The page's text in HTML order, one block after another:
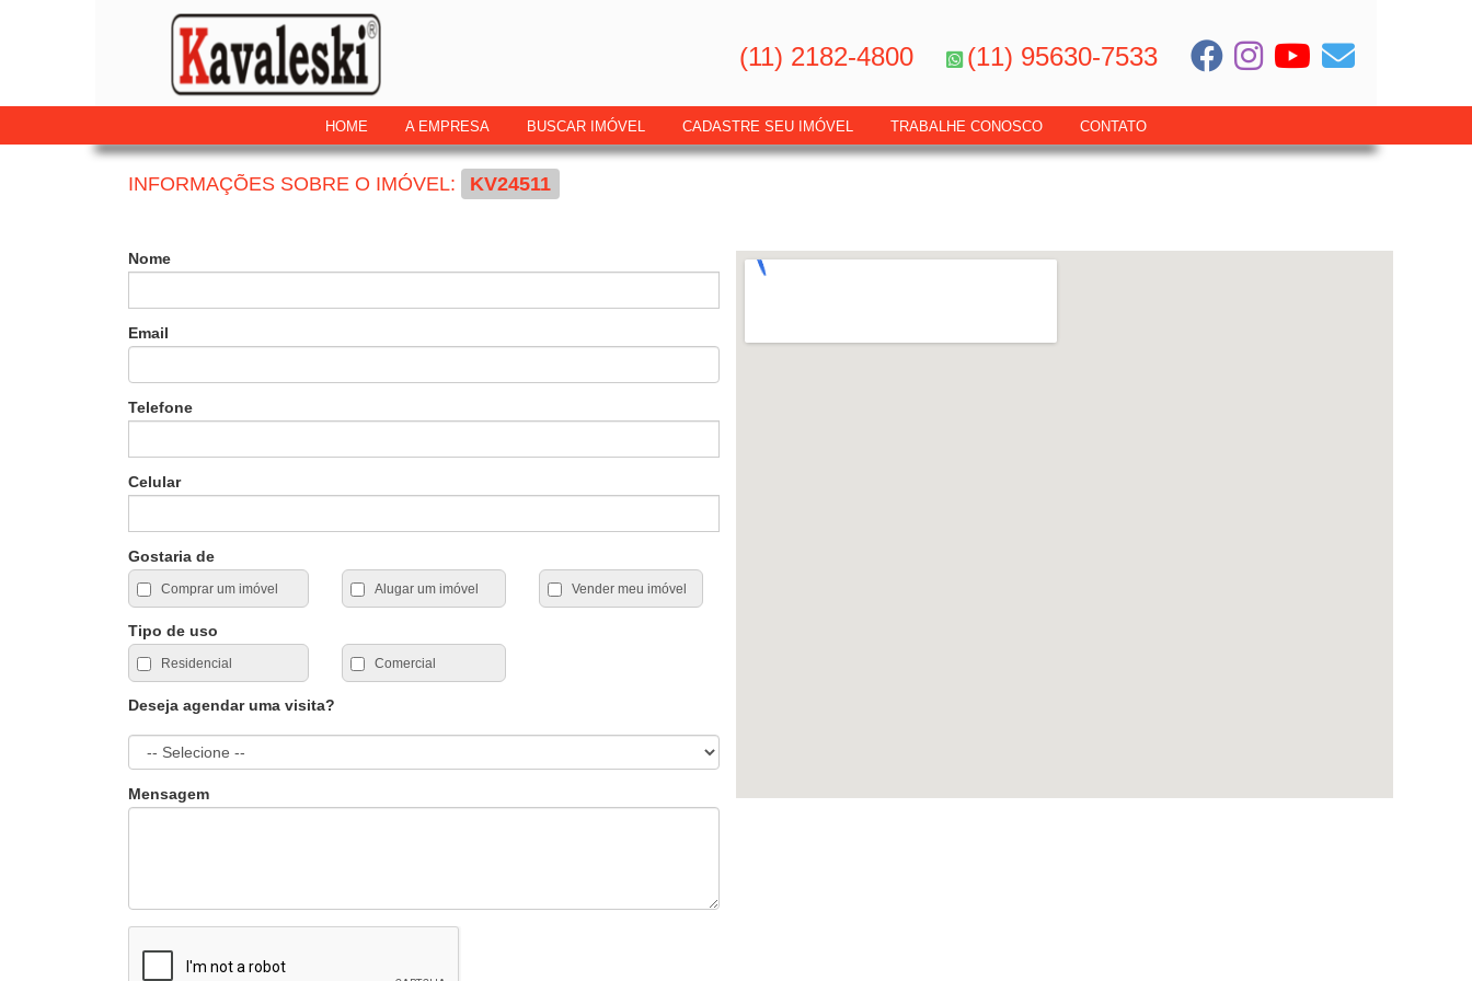
(11) 2182-4800 (11) 95630-7533
HOME A EMPRESA BUSCAR IMÓVEL CADASTRE SEU IMÓVEL TRABALHE CONOSCO CONTATO
INFORMAÇÕES SOBRE O IMÓVEL: KV24511
Nome
Email
Telefone
Celular
Gostaria de
Comprar um imóvel Alugar um imóvel Vender meu imóvel
Tipo de uso
Residencial Comercial
Deseja agendar uma visita?
Mensagem